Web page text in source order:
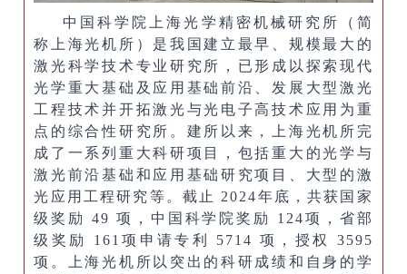
中国科学院 上海光学精密机械研究所
（简
称上海光机所）是我国建立最早、规模最大的
激光科学技术专业研究所，已形成以探索现代
光学重大基础及应用基础前沿、发展大型激光
工程技术并开拓激光与光电子高技术应用为重
点的综合性研究所。建所以来，上海光机所完
成了一系列重大科研项目，包括重大的光学与
激光前沿基础和应用基础研究项目、大型的激
光应用工程研究等。截止 2024年底，共获国家
级奖励 49 项，中国科学院奖励 124项，省部
级奖励 161项申请专利 5714 项，授权 3595
项。上海光机所以突出的科研成绩和自身的学